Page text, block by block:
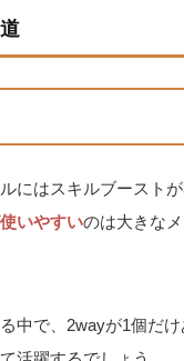
にはスキルブースト
いやすいのは大きな
中で、2wayが1個だ